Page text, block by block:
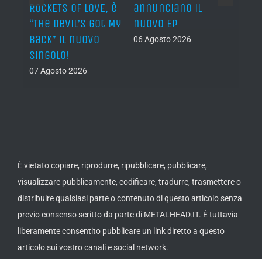
ROCKETS OF LOVE, è
“The Devil’s Got My
Back” il nuovo
singolo!
07 Agosto 2026
annunciano il
nuovo EP
06 Agosto 2026
È vietato copiare, riprodurre, ripubblicare, pubblicare,
visualizzare pubblicamente, codificare, tradurre, trasmettere o
distribuire qualsiasi parte o contenuto di questo articolo senza
previo consenso scritto da parte di METALHEAD.IT. È tuttavia
liberamente consentito pubblicare un link diretto a questo
articolo sui vostro canali e social network.